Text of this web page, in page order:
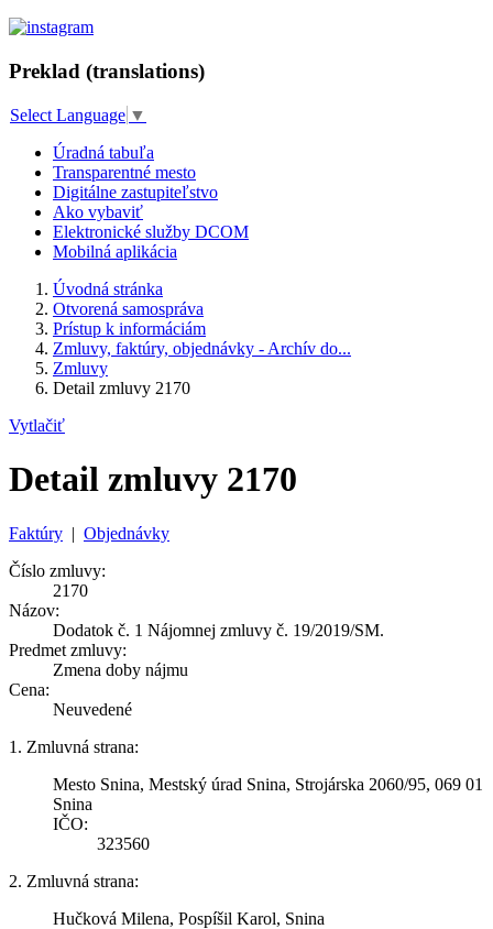
Preklad (translations)
Select Language ▼
Úradná tabuľa
Transparentné mesto
Digitálne zastupiteľstvo
Ako vybaviť
Elektronické služby DCOM
Mobilná aplikácia
Úvodná stránka
Otvorená samospráva
Prístup k informáciám
Zmluvy, faktúry, objednávky - Archív do...
Zmluvy
Detail zmluvy 2170
Vytlačiť
Detail zmluvy 2170
Faktúry | Objednávky
Číslo zmluvy:
2170
Názov:
Dodatok č. 1 Nájomnej zmluvy č. 19/2019/SM.
Predmet zmluvy:
Zmena doby nájmu
Cena:
Neuvedené
1. Zmluvná strana:
Mesto Snina, Mestský úrad Snina, Strojárska 2060/95, 069 01
Snina
IČO:
323560
2. Zmluvná strana:
Hučková Milena, Pospíšil Karol, Snina